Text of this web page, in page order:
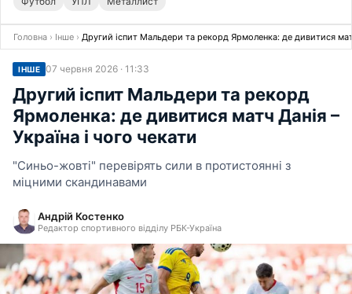
Головна › Інше › Другий іспит Мальдери та рекорд Ярмоленка: де дивитися
ІНШЕ 07 червня 2026 · 11:33
Другий іспит Мальдери та рекорд
Ярмоленка: де дивитися матч Данія –
Україна і чого чекати
"Синьо-жовті" перевірять сили в протистоянні з
міцними скандинавами
Андрій Костенко
Редактор спортивного відділу РБК-Україна